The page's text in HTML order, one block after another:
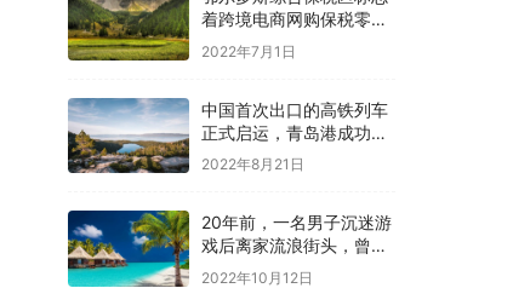
着跨境电商网购保税零售
进口业务正式启动
2022年7月1日
中国首次出口的高铁列车
正式启运，青岛港成功装
车通过海运发往印尼
2022年8月21日
20年前，一名男子沉迷游
戏后离家流浪街头，曾就
读某重点大学
2022年10月12日